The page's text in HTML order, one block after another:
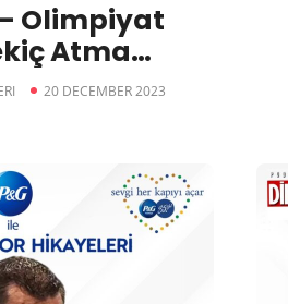
Olimpiyat
Atma
20 DECEMBER 2023